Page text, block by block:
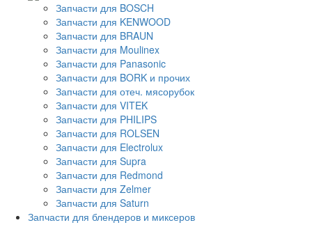
Запчасти для BOSCH
Запчасти для KENWOOD
Запчасти для BRAUN
Запчасти для Moulinex
Запчасти для Panasonic
Запчасти для BORK и прочих
Запчасти для отеч. мясорубок
Запчасти для VITEK
Запчасти для PHILIPS
Запчасти для ROLSEN
Запчасти для Electrolux
Запчасти для Supra
Запчасти для Redmond
Запчасти для Zelmer
Запчасти для Saturn
Запчасти для блендеров и миксеров